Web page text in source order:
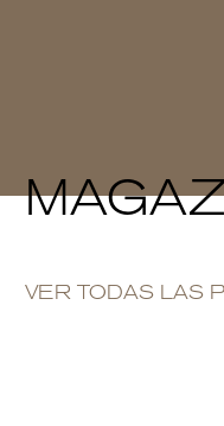
VER TODAS LAS